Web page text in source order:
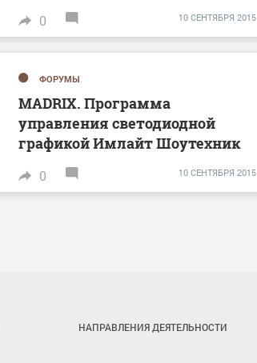
0 10 СЕНТЯБРЯ 2015
ФОРУМЫ
MADRIX. Программа
управления светодиодной
графикой Имлайт Шоутехник
0 10 СЕНТЯБРЯ 2015
НАПРАВЛЕНИЯ ДЕЯТЕЛЬНОСТИ